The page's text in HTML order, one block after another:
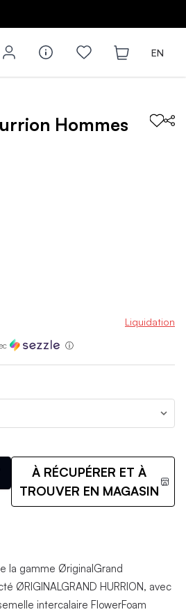
EN
Hommes
Liquidation
ⓘ
À RÉCUPÉRER ET À
TROUVER EN MAGASIN
la gamme ØriginalGrand
ØRIGINALGRAND HURRION, avec
intercalaire FlowerFoam